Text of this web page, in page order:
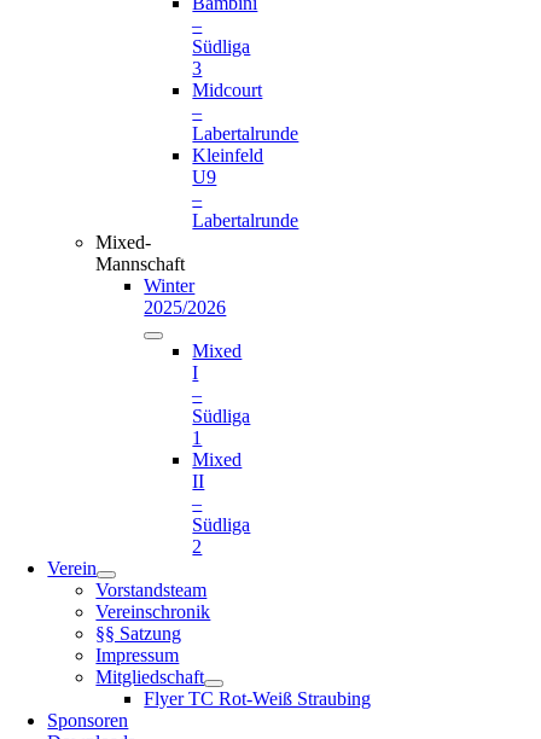
–
Südliga
3
Midcourt
–
Labertalrunde
Kleinfeld
U9
–
Labertalrunde
Mixed-
Mannschaft
Winter
2025/2026
Mixed
I
–
Südliga
1
Mixed
II
–
Südliga
2
Verein
Vorstandsteam
Vereinschronik
§§ Satzung
Impressum
Mitgliedschaft
Flyer TC Rot-Weiß Straubing
Sponsoren